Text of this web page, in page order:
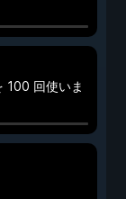
100 回使いま